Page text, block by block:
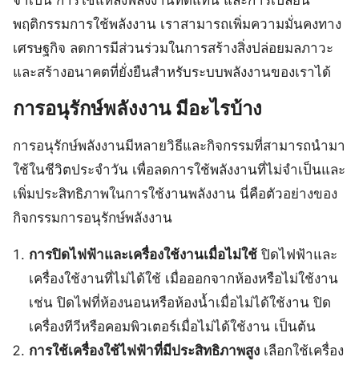
พฤติกรรมการใช้พลังงาน เราสามารถเพิ่มความมั่นคงทาง
เศรษฐกิจ ลดการมีส่วนร่วมในการสร้างสิ่งปล่อยมลภาวะ
และสร้างอนาคตที่ยั่งยืนสำหรับระบบพลังงานของเราได้
การอนุรักษ์พลังงาน มีอะไรบ้าง
การอนุรักษ์พลังงานมีหลายวิธีและกิจกรรมที่สามารถนำมา
ใช้ในชีวิตประจำวัน เพื่อลดการใช้พลังงานที่ไม่จำเป็นและ
เพิ่มประสิทธิภาพในการใช้งานพลังงาน นี่คือตัวอย่างของ
กิจกรรมการอนุรักษ์พลังงาน
การปิดไฟฟ้าและเครื่องใช้งานเมื่อไม่ใช้ ปิดไฟฟ้าและ
เครื่องใช้งานที่ไม่ได้ใช้ เมื่อออกจากห้องหรือไม่ใช้งาน
เช่น ปิดไฟที่ห้องนอนหรือห้องน้ำเมื่อไม่ได้ใช้งาน ปิด
เครื่องทีวีหรือคอมพิวเตอร์เมื่อไม่ได้ใช้งาน เป็นต้น
การใช้เครื่องใช้ไฟฟ้าที่มีประสิทธิภาพสูง เลือกใช้เครื่อง